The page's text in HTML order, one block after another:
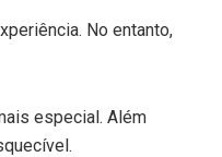
No entanto,
especial. Além